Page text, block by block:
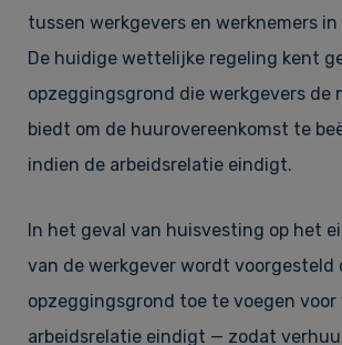
tussen werkgevers en werknemers
De huidige wettelijke regeling kent
opzeggingsgrond die werkgevers de
biedt om de huurovereenkomst te
indien de arbeidsrelatie eindigt.
In het geval van huisvesting op het
van de werkgever wordt voorgesteld
opzeggingsgrond toe te voegen voor
arbeidsrelatie eindigt — zodat